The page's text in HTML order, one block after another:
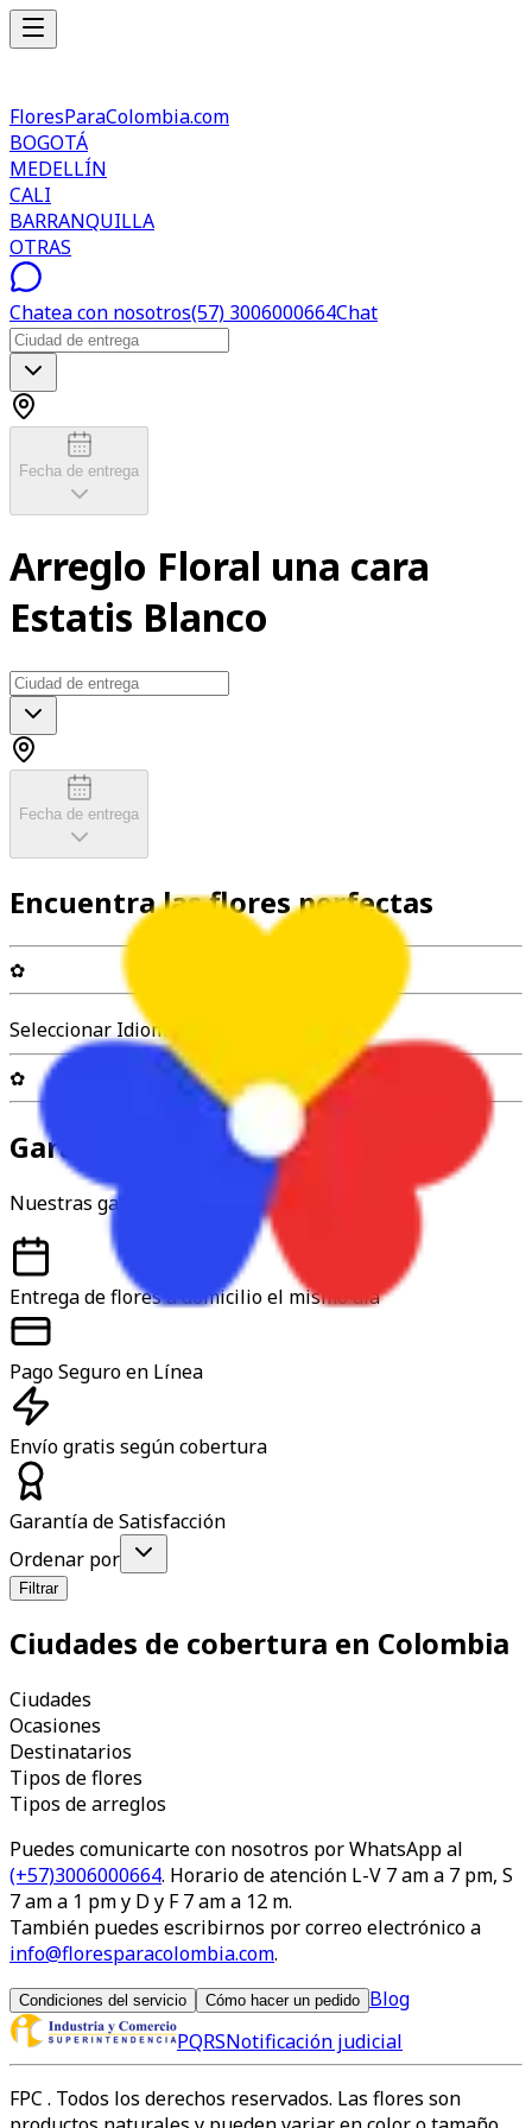
FloresParaColombia.com
BOGOTÁ
MEDELLÍN
CALI
BARRANQUILLA
OTRAS
Chatea con nosotros(57) 3006000664Chat
Fecha de entrega
Arreglo Floral una cara
Estatis Blanco
Fecha de entrega
Encuentra las flores perfectas
✿
Seleccionar Idioma
✿
Garantía y confianza
Nuestras garantías
Entrega de flores a domicilio el mismo día
Pago Seguro en Línea
Envío gratis según cobertura
Garantía de Satisfacción
Ordenar por
Filtrar
Ciudades de cobertura en Colombia
Ciudades
Ocasiones
Destinatarios
Tipos de flores
Tipos de arreglos
Puedes comunicarte con nosotros por WhatsApp al
(+57)3006000664. Horario de atención L-V 7 am a 7 pm, S
7 am a 1 pm y D y F 7 am a 12 m.
También puedes escribirnos por correo electrónico a
info@floresparacolombia.com.
Condiciones del servicio Cómo hacer un pedido Blog
PQRSNotificación judicial
FPC . Todos los derechos reservados. Las flores son